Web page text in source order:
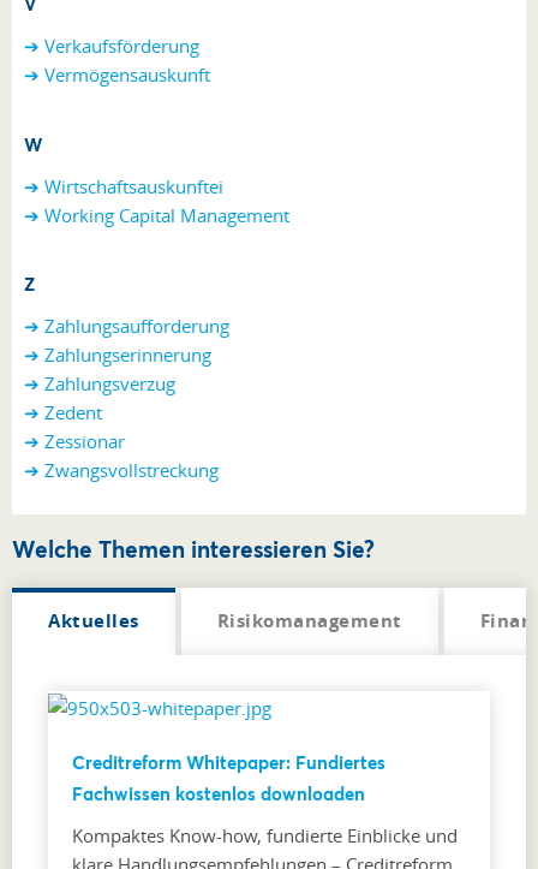
➔ Verkaufsförderung
➔ Vermögensauskunft
W
➔ Wirtschaftsauskunftei
➔ Working Capital Management
Z
➔ Zahlungsaufforderung
➔ Zahlungserinnerung
➔ Zahlungsverzug
➔ Zedent
➔ Zessionar
➔ Zwangsvollstreckung
Welche Themen interessieren Sie?
Aktuelles Risikomanagement
Creditreform Whitepaper: Fundiertes
Fachwissen kostenlos downloaden
Kompaktes Know-how, fundierte Einblicke und
klare Handlungsempfehlungen – Creditreform